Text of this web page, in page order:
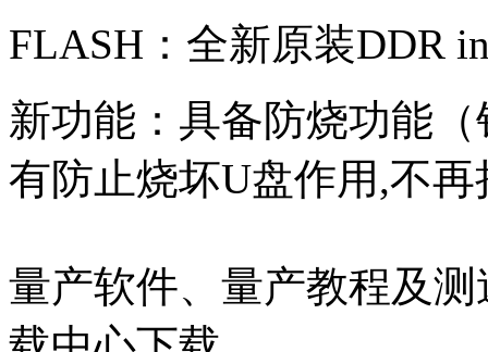
FLASH：全新原装DDR
新功能：具备防烧功能
有防止烧坏U盘作用,不
量产软件、量产教程及测